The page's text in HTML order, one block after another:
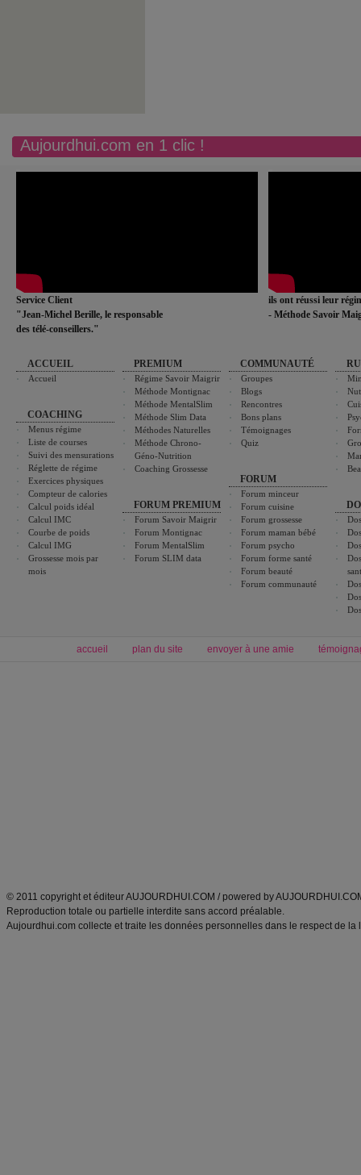
Aujourdhui.com en 1 clic !
Service Client
"Jean-Michel Berille, le responsable
des télé-conseillers."
ils ont réussi leur
- Méthode Savoir
ACCUEIL
Accueil
COACHING
Menus régime
Liste de courses
Suivi des mensurations
Réglette de régime
Exercices physiques
Compteur de calories
Calcul poids idéal
Calcul IMC
Courbe de poids
Calcul IMG
Grossesse mois par
mois
PREMIUM
Régime Savoir Maigrir
Méthode Montignac
Méthode MentalSlim
Méthode Slim Data
Méthodes Naturelles
Méthode Chrono-
Géno-Nutrition
Coaching Grossesse
FORUM PREMIUM
Forum Savoir Maigrir
Forum Montignac
Forum MentalSlim
Forum SLIM data
COMMUNAUTÉ
Groupes
Blogs
Rencontres
Bons plans
Témoignages
Quiz
FORUM
Forum minceur
Forum cuisine
Forum grossesse
Forum maman bébé
Forum psycho
Forum forme santé
Forum beauté
Forum communauté
accueil plan du site envoyer à une amie
© 2011 copyright et éditeur AUJOURDHUI.COM / powered by
Reproduction totale ou partielle interdite sans accord préalable.
Aujourdhui.com collecte et traite les données personnelles dans le respect de